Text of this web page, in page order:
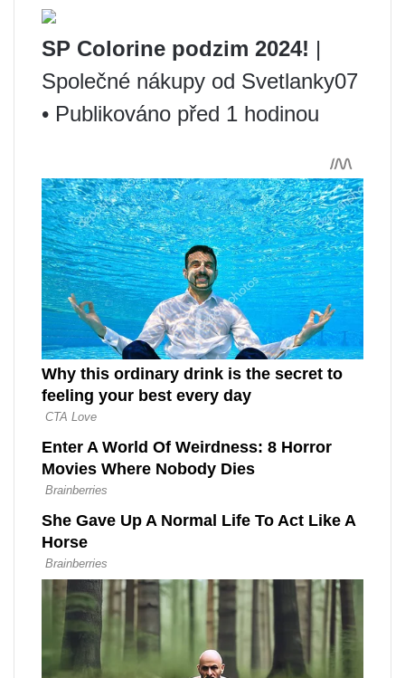
SP Colorine podzim 2024! |
Společné nákupy od Svetlanky07
• Publikováno před 1 hodinou